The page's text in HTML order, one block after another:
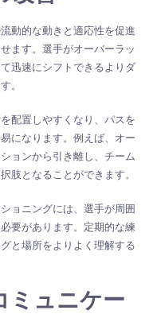
動的な動きと適応性を促進
ます。選手がオーバーラッ
迅速にシフトできるよりダ
。
配置しやすくなり、パスを
になります。例えば、オー
ョンから引き離し、チーム
肢となることができます。
ョニングには、選手が周囲
要があります。定期的な練
と場所をよりよく理解する
ミュニケー